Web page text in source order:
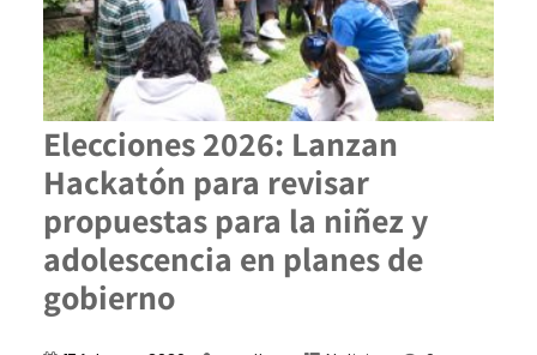
Elecciones 2026: Lanzan
Hackatón para revisar
propuestas para la niñez y
adolescencia en planes de
gobierno